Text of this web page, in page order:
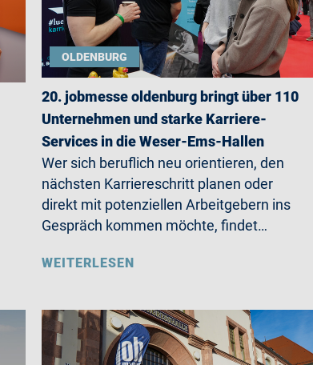
OLDENBURG
20. jobmesse oldenburg bringt über 110
Unternehmen und starke Karriere-
Services in die Weser-Ems-Hallen
Wer sich beruflich neu orientieren, den
nächsten Karriereschritt planen oder
direkt mit potenziellen Arbeitgebern ins
Gespräch kommen möchte, findet…
WEITERLESEN